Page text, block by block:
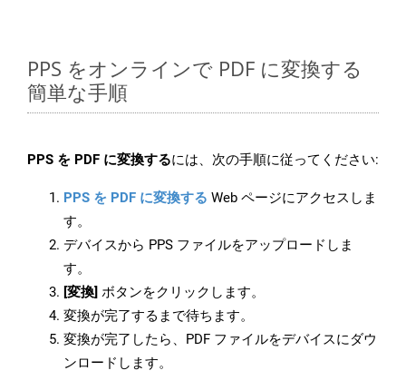
PPS をオンラインで PDF に変換する
簡単な手順
PPS を PDF に変換するには、次の手順に従ってください:
PPS を PDF に変換する Web ページにアクセスしま
す。
デバイスから PPS ファイルをアップロードしま
す。
[変換] ボタンをクリックします。
変換が完了するまで待ちます。
変換が完了したら、PDF ファイルをデバイスにダウ
ンロードします。